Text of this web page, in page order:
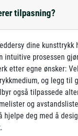
tilpasning?
dine kunsttrykk
intuitive prosessen
etter egne ønsker:
og legg til
også tilpassede
og
hjelpe deg med å